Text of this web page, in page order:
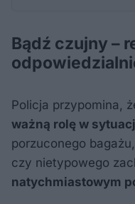
Bądź czujny –
Policja przypomina,
ważną rolę w
porzuconego
czy nietypowego
natychmiastowym